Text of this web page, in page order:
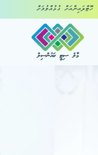
ހޮޓްލައިންއަށް ގުޅުއްވުމަށް
މާލެ ސިޓީ ކައުންސިލް